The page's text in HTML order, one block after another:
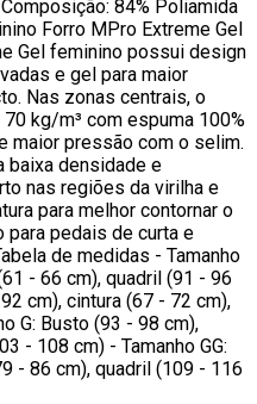
84% Poliamida
Forro MPro Extreme Gel
Gel feminino possui design
e gel para maior
Nas zonas centrais, o
kg/m³ com espuma 100%
maior pressão com o selim.
baixa densidade e
nas regiões da virilha e
para melhor contornar o
para pedais de curta e
de medidas - Tamanho
- 66 cm), quadril (91 - 96
cm), cintura (67 - 72 cm),
G: Busto (93 - 98 cm),
- 108 cm) - Tamanho GG:
- 86 cm), quadril (109 - 116